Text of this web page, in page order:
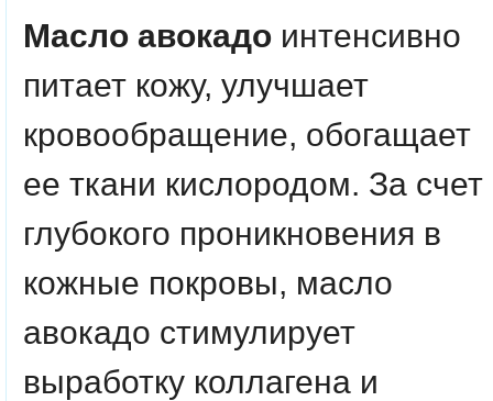
Масло авокадо интенсивно
питает кожу, улучшает
кровообращение, обогащает
ее ткани кислородом. За счет
глубокого проникновения в
кожные покровы, масло
авокадо стимулирует
выработку коллагена и